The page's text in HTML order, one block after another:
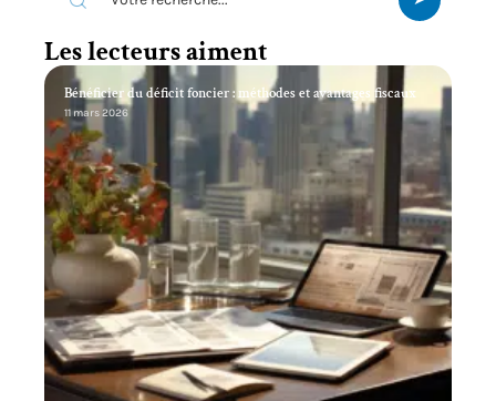
Les lecteurs aiment
Bénéficier du déficit foncier : méthodes et avantages fiscaux
11 mars 2026